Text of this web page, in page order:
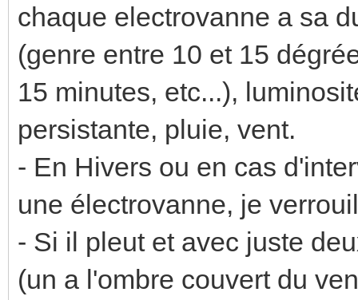
chaque electrovanne a sa
(genre entre 10 et 15
15 minutes, etc...),
persistante, pluie, vent.
- En Hivers ou en cas
une électrovanne, je
- Si il pleut et avec juste
(un a l'ombre couvert du